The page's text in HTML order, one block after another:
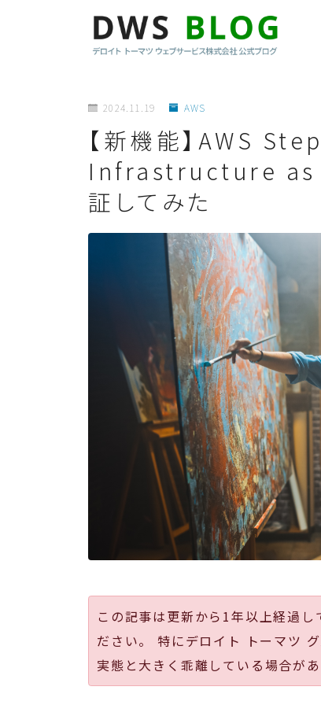
2024.11.19 AWS
【新機能】AWS
Infrastructure as
証してみた
この記事は更新から1年以上経過
ださい。 特にデロイト トーマツ
実態と大きく乖離している場合が